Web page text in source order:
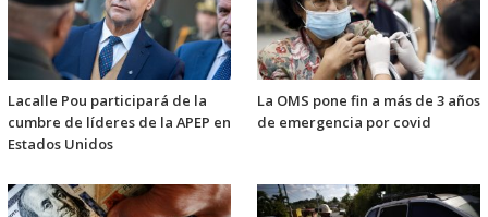
Lacalle Pou participará de la
cumbre de líderes de la APEP en
Estados Unidos
La OMS pone fin a más de 3 años
de emergencia por covid